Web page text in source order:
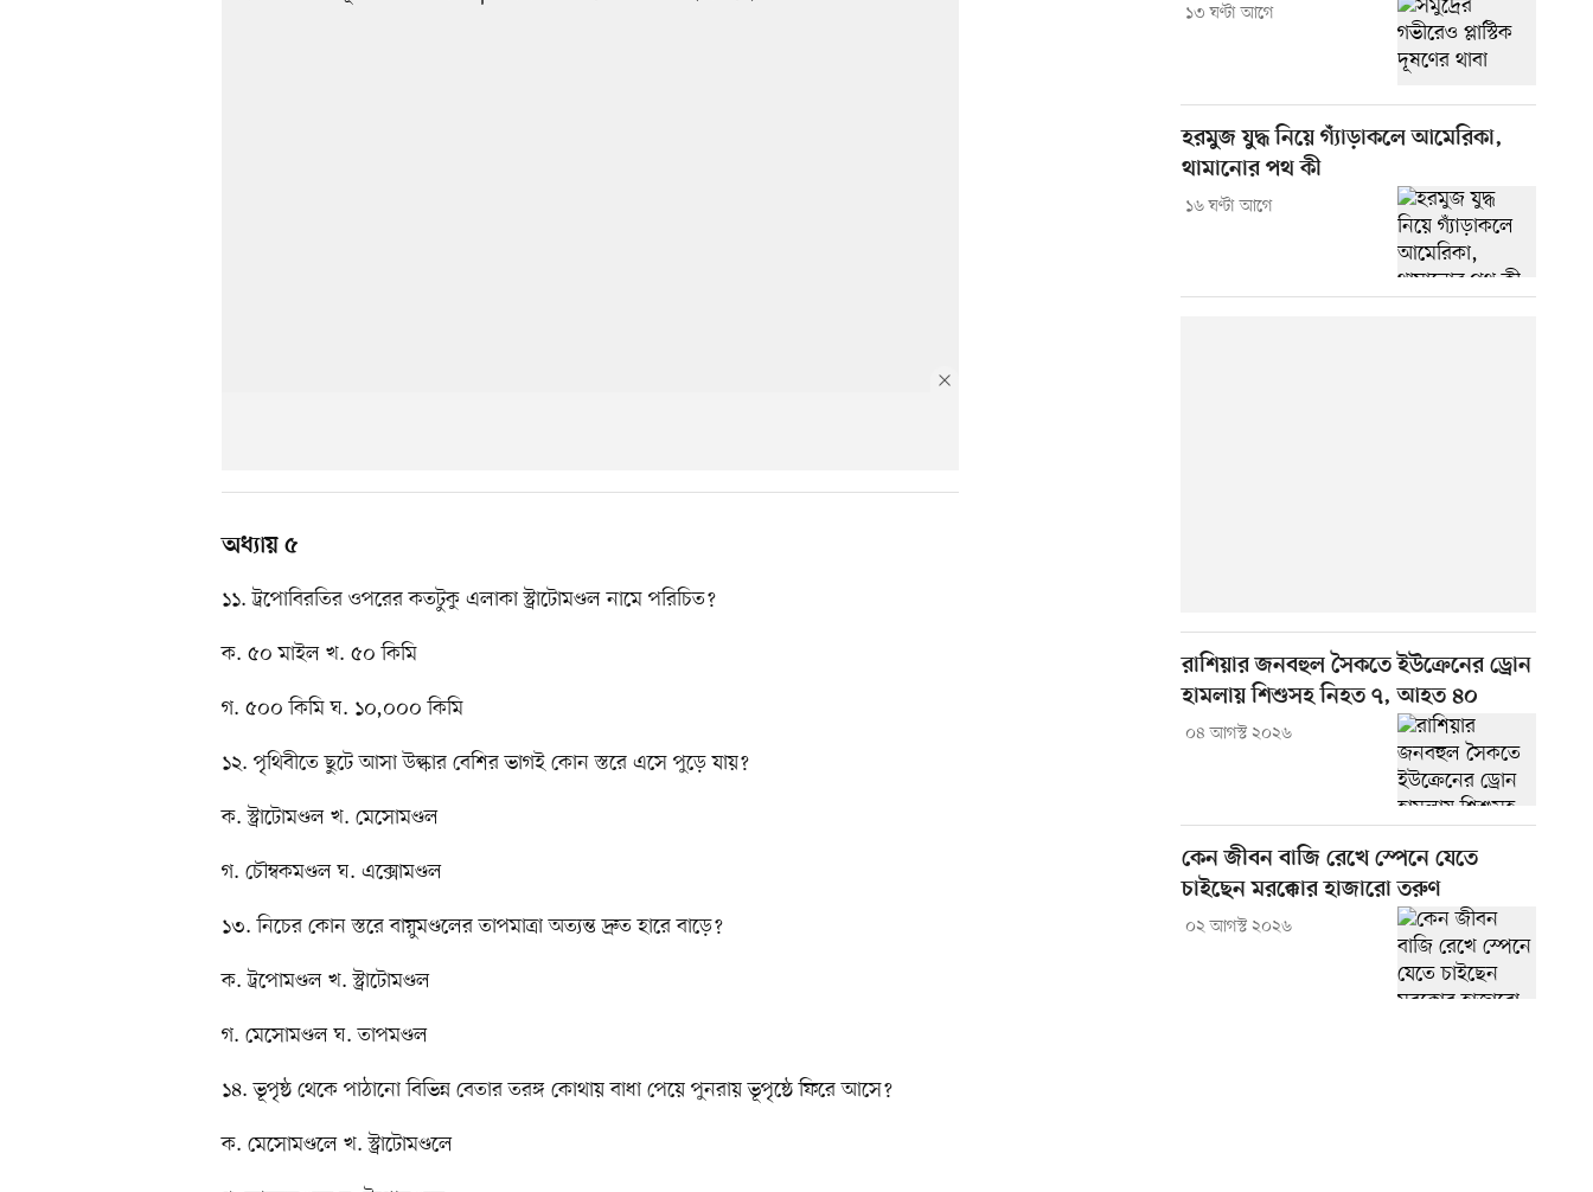
অধ্যায় ৫
১১. ট্রপোবিরতির ওপরের কতটুকু এলাকা স্ট্রাটোমণ্ডল নামে পরিচিত?
ক. ৫০ মাইল খ. ৫০ কিমি
গ. ৫০০ কিমি ঘ. ১০,০০০ কিমি
১২. পৃথিবীতে ছুটে আসা উল্কার বেশির ভাগই কোন স্তরে এসে পুড়ে যায়?
ক. স্ট্রাটোমণ্ডল খ. মেসোমণ্ডল
গ. চৌম্বকমণ্ডল ঘ. এক্সোমণ্ডল
১৩. নিচের কোন স্তরে বায়ুমণ্ডলের তাপমাত্রা অত্যন্ত দ্রুত হারে বাড়ে?
ক. ট্রপোমণ্ডল খ. স্ট্রাটোমণ্ডল
গ. মেসোমণ্ডল ঘ. তাপমণ্ডল
১৪. ভূপৃষ্ঠ থেকে পাঠানো বিভিন্ন বেতার তরঙ্গ কোথায় বাধা পেয়ে পুনরায় ভূপৃষ্ঠে ফিরে আসে?
ক. মেসোমণ্ডলে খ. স্ট্রাটোমণ্ডলে
১৩ ঘণ্টা আগে
হরমুজ যুদ্ধ নিয়ে গ্যাঁড়াকলে আমেরিকা,
থামানোর পথ কী
১৬ ঘণ্টা আগে
রাশিয়ার জনবহুল সৈকতে ইউক্রেনের ড্রোন
হামলায় শিশুসহ নিহত ৭, আহত ৪০
০৪ আগস্ট ২০২৬
কেন জীবন বাজি রেখে স্পেনে যেতে
চাইছেন মরক্কোর হাজারো তরুণ
০২ আগস্ট ২০২৬